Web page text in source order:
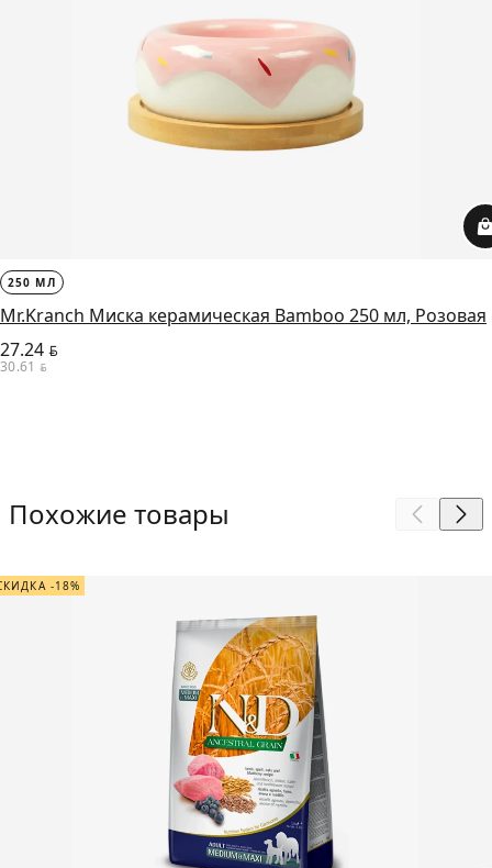
250 МЛ
Mr.Kranch Миска керамическая Bamboo 250 мл, Розовая
27.24 BYN
30.61 BYN
Похожие товары
-18%